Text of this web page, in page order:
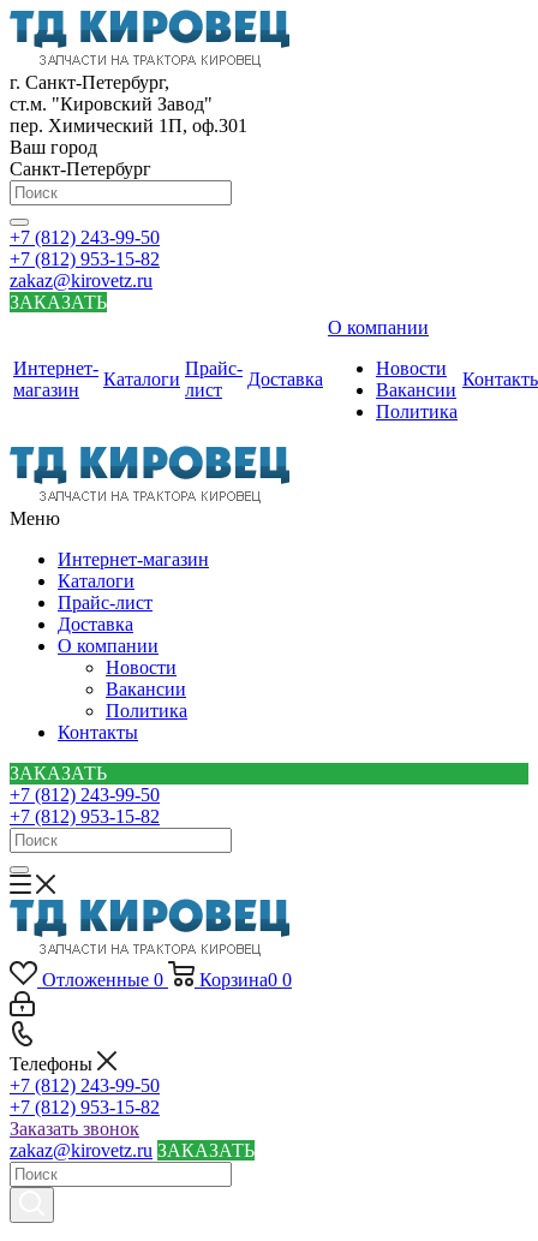
г. Санкт-Петербург,
ст.м. "Кировский Завод"
пер. Химический 1П, оф.301
Ваш город
Санкт-Петербург
+7 (812) 243-99-50
+7 (812) 953-15-82
zakaz@kirovetz.ru
ЗАКАЗАТЬ
Интернет-
магазин
Каталоги
Прайс-
лист
Доставка
О компании
Новости
Вакансии
Политика
Меню
Интернет-магазин
Каталоги
Прайс-лист
Доставка
О компании
Новости
Вакансии
Политика
Контакты
ЗАКАЗАТЬ
+7 (812) 243-99-50
+7 (812) 953-15-82
Отложенные 0 Корзина0 0
Телефоны
+7 (812) 243-99-50
+7 (812) 953-15-82
Заказать звонок
zakaz@kirovetz.ru ЗАКАЗАТЬ